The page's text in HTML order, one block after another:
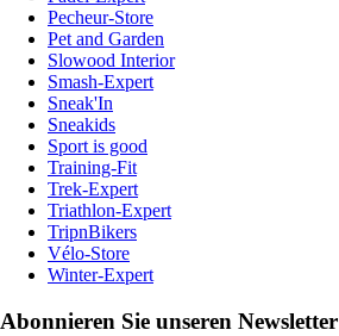
Pecheur-Store
Pet and Garden
Slowood Interior
Smash-Expert
Sneak'In
Sneakids
Sport is good
Training-Fit
Trek-Expert
Triathlon-Expert
TripnBikers
Vélo-Store
Winter-Expert
Abonnieren Sie unseren Newsletter